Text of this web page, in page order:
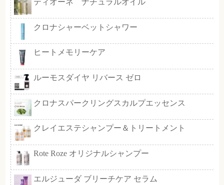
50ml 3,080円
会員様価格 ２，１５６円
♢ 30％ＯＦＦとなります